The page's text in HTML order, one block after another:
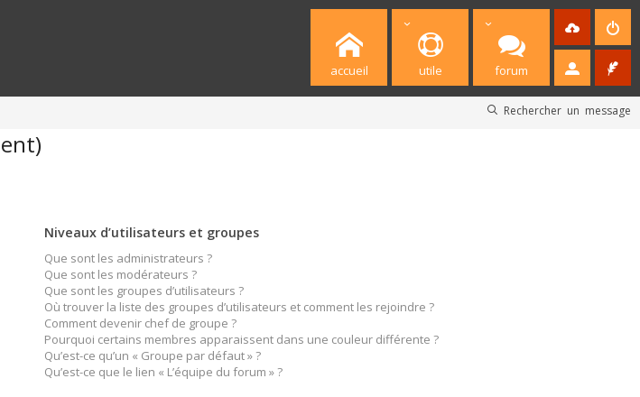
accueil utile forum
Rechercher un message
Niveaux d’utilisateurs et groupes
Que sont les administrateurs ?
Que sont les modérateurs ?
Que sont les groupes d’utilisateurs ?
Où trouver la liste des groupes d’utilisateurs et comment les rejoindre ?
Comment devenir chef de groupe ?
Pourquoi certains membres apparaissent dans une couleur différente ?
Qu’est-ce qu’un « Groupe par défaut » ?
Qu’est-ce que le lien « L’équipe du forum » ?